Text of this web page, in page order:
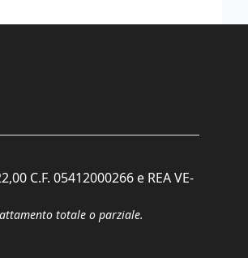
C.F. 05412000266 e REA VE-
totale o parziale.